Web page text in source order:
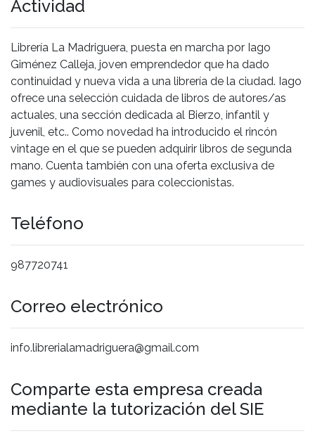
Actividad
Librería La Madriguera, puesta en marcha por Iago
Giménez Calleja, joven emprendedor que ha dado
continuidad y nueva vida a una librería de la ciudad. Iago
ofrece una selección cuidada de libros de autores/as
actuales, una sección dedicada al Bierzo, infantil y
juvenil, etc.. Como novedad ha introducido el rincón
vintage en el que se pueden adquirir libros de segunda
mano. Cuenta también con una oferta exclusiva de
games y audiovisuales para coleccionistas.
Teléfono
987720741
Correo electrónico
info.librerialamadriguera@gmail.com
Comparte esta empresa creada
mediante la tutorización del SIE